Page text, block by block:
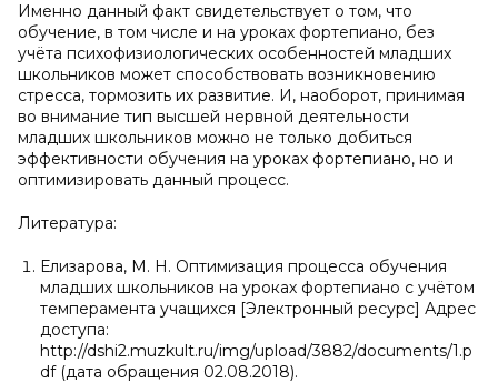
Именно данный факт свидетельствует о том, что
обучение, в том числе и на уроках фортепиано, без
учёта психофизиологических особенностей младших
школьников может способствовать возникновению
стресса, тормозить их развитие. И, наоборот, принимая
во внимание тип высшей нервной деятельности
младших школьников можно не только добиться
эффективности обучения на уроках фортепиано, но и
оптимизировать данный процесс.
Литература:
Елизарова, М. Н. Оптимизация процесса обучения
младших школьников на уроках фортепиано с учётом
темперамента учащихся [Электронный ресурс] Адрес
доступа:
http://dshi2.muzkult.ru/img/upload/3882/documents/1.p
df (дата обращения 02.08.2018).